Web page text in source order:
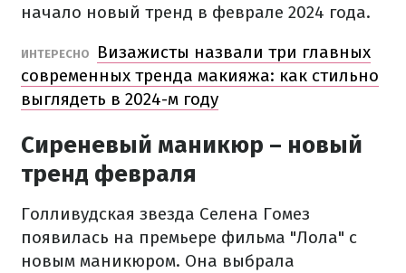
начало новый тренд в феврале 2024 года.
ИНТЕРЕСНО
Визажисты назвали три главных
современных тренда макияжа: как стильно
выглядеть в 2024-м году
Сиреневый маникюр – новый
тренд февраля
Голливудская звезда Селена Гомез
появилась на премьере фильма "Лола" с
новым маникюром. Она выбрала